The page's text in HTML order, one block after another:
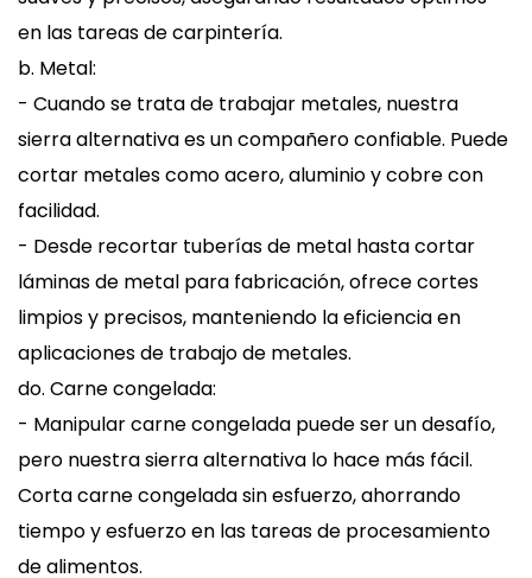
en las tareas de carpintería.
b. Metal:
- Cuando se trata de trabajar metales, nuestra
sierra alternativa es un compañero confiable. Puede
cortar metales como acero, aluminio y cobre con
facilidad.
- Desde recortar tuberías de metal hasta cortar
láminas de metal para fabricación, ofrece cortes
limpios y precisos, manteniendo la eficiencia en
aplicaciones de trabajo de metales.
do. Carne congelada:
- Manipular carne congelada puede ser un desafío,
pero nuestra sierra alternativa lo hace más fácil.
Corta carne congelada sin esfuerzo, ahorrando
tiempo y esfuerzo en las tareas de procesamiento
de alimentos.